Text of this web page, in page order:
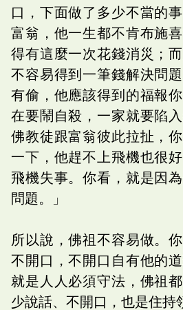
口，下面做了多少不當的
富翁，他一生都不肯布施
得有這麼一次花錢消災；
不容易得到一筆錢解決問
有偷，他應該得到的福報
在要鬧自殺，一家就要陷
佛教徒跟富翁彼此拉扯，
一下，他趕不上飛機也很
飛機失事。你看，就是因
問題。」
所以說，佛祖不容易做。
不開口，不開口自有他的
就是人人必須守法，佛祖
少說話、不開口，也是住持